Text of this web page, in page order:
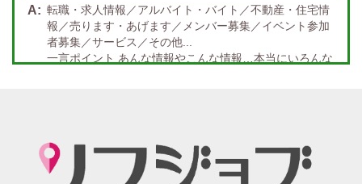
経験者歓迎 未経験者あり
未経験者金着 60代歓迎
転職・求人情報／アルバイト・バイト／不動産・住宅情
報／売ります・あげます／メンバー募集／イベント参加
者募集／サービス／その他...
一言ポイント あんな情報やこんな情報…本当にいろんな
紙面媒体スポーツ紙のあの広告求人情報から意味深長な
広告!?まで興味のある方もただ眺めてるだけ、という通り
すがりの方へも！もっとkhaosな情報たちを掲載する場所